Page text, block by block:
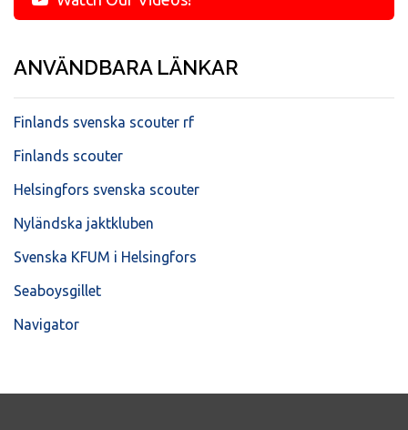
ANVÄNDBARA LÄNKAR
Finlands svenska scouter rf
Finlands scouter
Helsingfors svenska scouter
Nyländska jaktkluben
Svenska KFUM i Helsingfors
Seaboysgillet
Navigator